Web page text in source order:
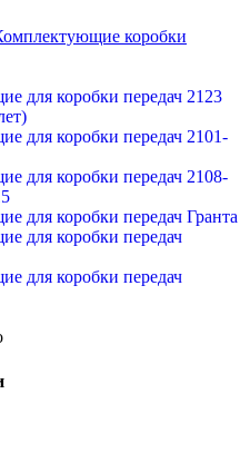
коробки
для коробки передач 2123
для коробки передач 2101-
для коробки передач 2108-
для коробки передач Гранта
для коробки передач
для коробки передач